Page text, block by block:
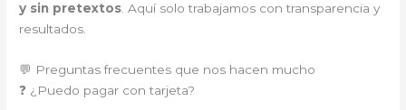
y sin pretextos . Aquí solo trabajamos con transparencia y
resultados.
💬 Preguntas frecuentes que nos hacen mucho
❓ ¿Puedo pagar con tarjeta?